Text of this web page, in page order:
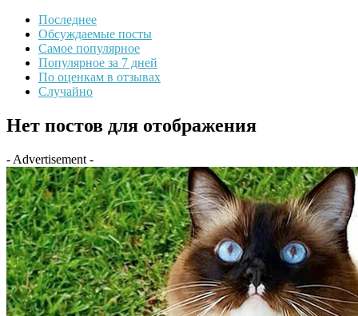
Последнее
Обсуждаемые посты
Самое популярное
Популярное за 7 дней
По оценкам в отзывах
Случайно
Нет постов для отображения
- Advertisement -